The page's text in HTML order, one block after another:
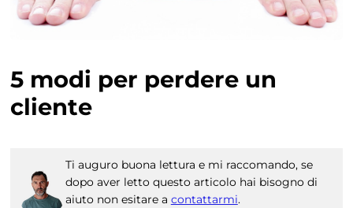
5 modi per perdere un
cliente
Ti auguro buona lettura e mi raccomando, se
dopo aver letto questo articolo hai bisogno di
aiuto non esitare a contattarmi.